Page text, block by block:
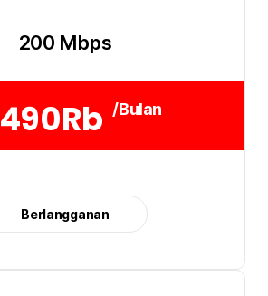
200 Mbps
490Rb /Bulan
Berlangganan